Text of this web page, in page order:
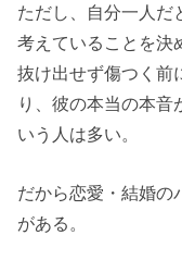
ただし、自分一人だ
考えていることを決
抜け出せず傷つく前
り、彼の本当の本音
いう人は多い。​
だから恋愛・結婚の
がある。